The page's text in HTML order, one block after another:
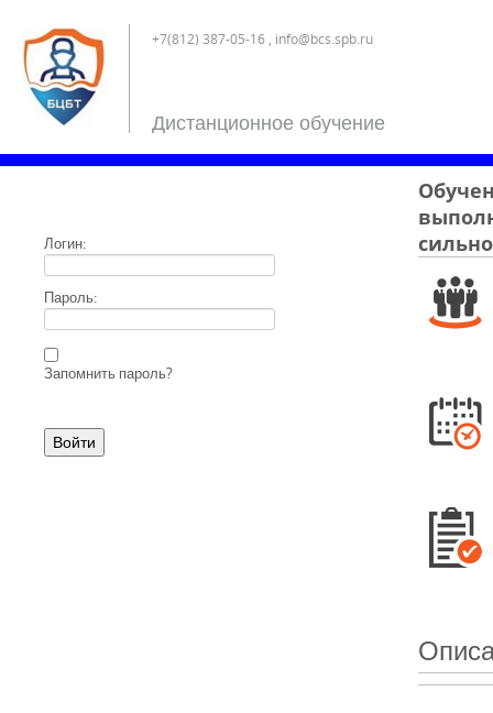
+7(812) 387-05-16 , info@bcs.spb.ru
Дистанционное обучение
Логин:
Пароль:
Запомнить пароль?